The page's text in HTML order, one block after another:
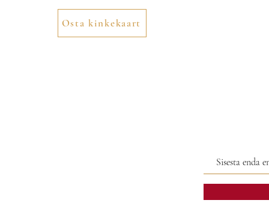
Osta kinkekaart